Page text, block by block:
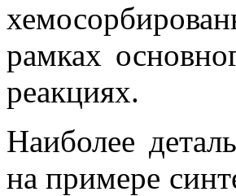
рамках
реакциях.
Наиболее
на примере